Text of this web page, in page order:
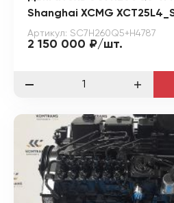
Shanghai XCMG
Артикул: SC7H260Q5+H4787
2 150 000 ₽/шт.